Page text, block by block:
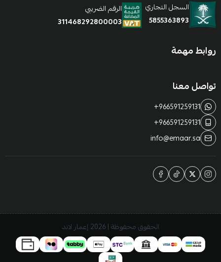
السجل التجاري
5855363893
الرقم الضريبي
311468292800003
روابط مهمة
تواصل معنا
+966591259131
+966591259131
info@emaar.sa
الحقوق محفوظة | 2026 إعمار لاند